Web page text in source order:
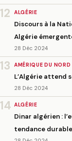
12 ALGÉRIE
Discours à la
Algérie
28 Déc 2024
13 AMÉRIQUE DU NORD
L’Algérie attend
28 Déc 2024
14 ALGÉRIE
Dinar algérien :
tendance